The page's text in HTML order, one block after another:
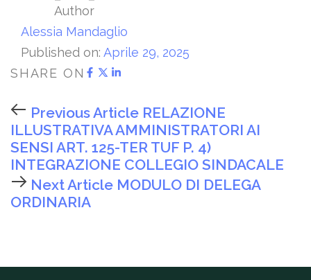
Author
Alessia Mandaglio
Published on: Aprile 29, 2025
SHARE ON
Previous Article RELAZIONE
ILLUSTRATIVA AMMINISTRATORI AI
SENSI ART. 125-TER TUF P. 4)
INTEGRAZIONE COLLEGIO SINDACALE
Next Article MODULO DI DELEGA
ORDINARIA